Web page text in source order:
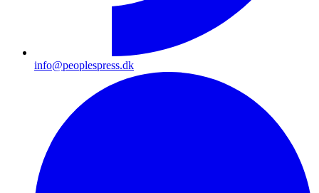
info@peoplespress.dk